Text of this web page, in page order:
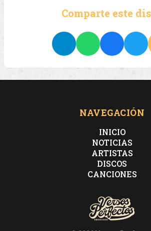
Comparte este
NAVEGACIÓN
INICIO
NOTICIAS
ARTISTAS
DISCOS
CANCIONES